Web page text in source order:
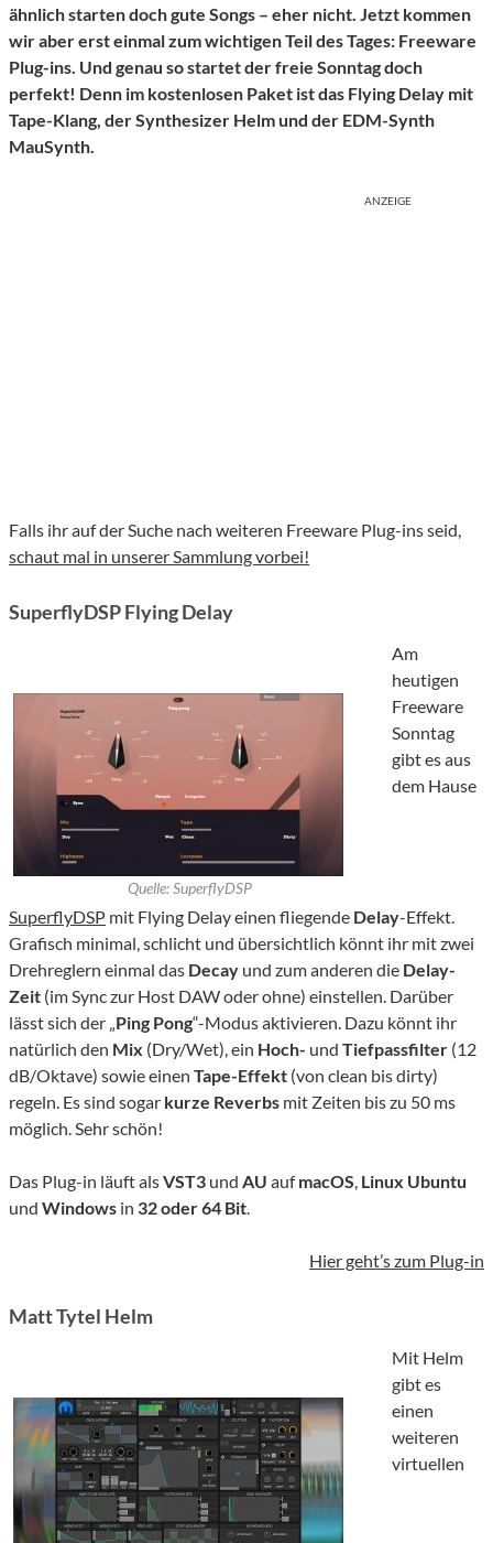
ähnlich starten doch gute Songs – eher nicht. Jetzt kommen
wir aber erst einmal zum wichtigen Teil des Tages: Freeware
Plug-ins. Und genau so startet der freie Sonntag doch
perfekt! Denn im kostenlosen Paket ist das Flying Delay mit
Tape-Klang, der Synthesizer Helm und der EDM-Synth
MauSynth.
ANZEIGE
Falls ihr auf der Suche nach weiteren Freeware Plug-ins seid,
schaut mal in unserer Sammlung vorbei!
SuperflyDSP Flying Delay
Quelle: SuperflyDSP
Am
heutigen
Freeware
Sonntag
gibt es aus
dem Hause
SuperflyDSP mit Flying Delay einen fliegende Delay-Effekt.
Grafisch minimal, schlicht und übersichtlich könnt ihr mit zwei
Drehreglern einmal das Decay und zum anderen die Delay-
Zeit (im Sync zur Host DAW oder ohne) einstellen. Darüber
lässt sich der „Ping Pong“-Modus aktivieren. Dazu könnt ihr
natürlich den Mix (Dry/Wet), ein Hoch- und Tiefpassfilter (12
dB/Oktave) sowie einen Tape-Effekt (von clean bis dirty)
regeln. Es sind sogar kurze Reverbs mit Zeiten bis zu 50 ms
möglich. Sehr schön!
Das Plug-in läuft alsVST3 und AU aufmacOS, Linux Ubuntu
und Windows in 32 oder 64 Bit.
Hier geht’s zum Plug-in
Matt Tytel Helm
Mit Helm
gibt es
einen
weiteren
virtuellen